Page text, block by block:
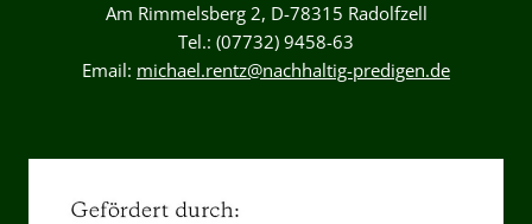
Am Rimmelsberg 2, D-78315 Radolfzell
Tel.: (07732) 9458-63
Email: michael.rentz@nachhaltig-predigen.de